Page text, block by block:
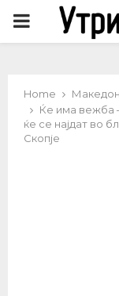
PRIMARY
Home
Ќе има вежба
ќе се најдат во
Скопје